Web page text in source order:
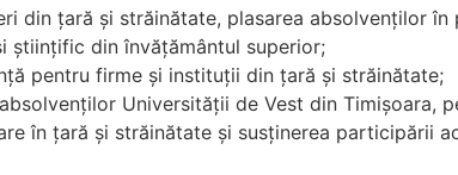
din ţară şi străinătate, plasarea absolvenţilor
ştiinţific din învăţământul superior;
pentru firme şi instituţii din ţară şi străinătate;
Universităţii de Vest din Timişoara,
în ţară şi străinătate şi susţinerea participării